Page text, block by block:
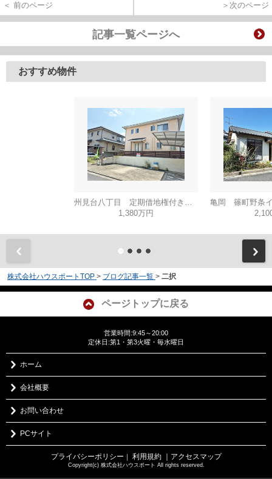
＜ 前のページ ＞次のページ
記事一覧ページへ
おすすめ物件
1,380万円
株式会社ハウスポートTOP > ブログ記事一覧 > 二択
ページトップに戻る
営業時間:9:45～20:00
定休日:第1・第3火曜・毎水曜日
ホーム
会社概要
お問い合わせ
PCサイト
プライバシーポリシー ｜ 利用規約 ｜アクセスマップ
Copyright(c) 株式会社ハウスポート All rights reserved.